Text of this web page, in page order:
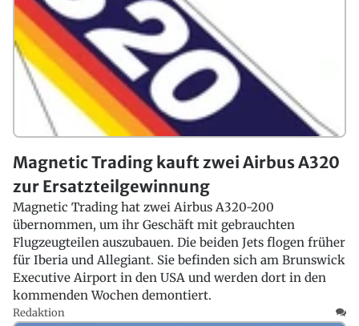
Magnetic Trading kauft zwei Airbus A320
zur Ersatzteilgewinnung
Magnetic Trading hat zwei Airbus A320-200
übernommen, um ihr Geschäft mit gebrauchten
Flugzeugteilen auszubauen. Die beiden Jets flogen früher
für Iberia und Allegiant. Sie befinden sich am Brunswick
Executive Airport in den USA und werden dort in den
kommenden Wochen demontiert.
Redaktion